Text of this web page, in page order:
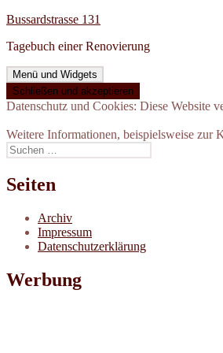
Zum
springen
Bussardstrasse 131
Tagebuch einer Renovierung
Menü und Widgets
Datenschutz und Cookies: Diese Website
Weitere Informationen, beispielsweise zur
Suchen
nach:
Seiten
Archiv
Impressum
Datenschutzerklärung
Werbung